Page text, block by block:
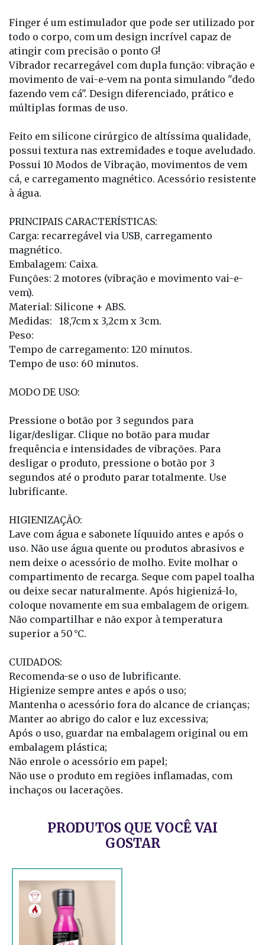
Finger é um estimulador que pode ser utilizado por
todo o corpo, com um design incrível capaz de
atingir com precisão o ponto G!
Vibrador recarregável com dupla função: vibração e
movimento de vai-e-vem na ponta simulando "dedo
fazendo vem cá". Design diferenciado, prático e
múltiplas formas de uso.
Feito em silicone cirúrgico de altíssima qualidade,
possui textura nas extremidades e toque aveludado.
Possui 10 Modos de Vibração, movimentos de vem
cá, e carregamento magnético. Acessório resistente
à água.
PRINCIPAIS CARACTERÍSTICAS:
Carga: recarregável via USB, carregamento
magnético.
Embalagem: Caixa.
Funções: 2 motores (vibração e movimento vai-e-
vem).
Material: Silicone + ABS.
Medidas: 18,7cm x 3,2cm x 3cm.
Peso:
Tempo de carregamento: 120 minutos.
Tempo de uso: 60 minutos.
MODO DE USO:
Pressione o botão por 3 segundos para
ligar/desligar. Clique no botão para mudar
frequência e intensidades de vibrações. Para
desligar o produto, pressione o botão por 3
segundos até o produto parar totalmente. Use
lubrificante.
HIGIENIZAÇÃO:
Lave com água e sabonete líquuido antes e após o
uso. Não use água quente ou produtos abrasivos e
nem deixe o acessório de molho. Evite molhar o
compartimento de recarga. Seque com papel toalha
ou deixe secar naturalmente. Após higienizá-lo,
coloque novamente em sua embalagem de origem.
Não compartilhar e não expor à temperatura
superior a 50 °C.
CUIDADOS:
Recomenda-se o uso de lubrificante.
Higienize sempre antes e após o uso;
Mantenha o acessório fora do alcance de crianças;
Manter ao abrigo do calor e luz excessiva;
Após o uso, guardar na embalagem original ou em
embalagem plástica;
Não enrole o acessório em papel;
Não use o produto em regiões inflamadas, com
inchaços ou lacerações.
PRODUTOS QUE VOCÊ VAI
GOSTAR